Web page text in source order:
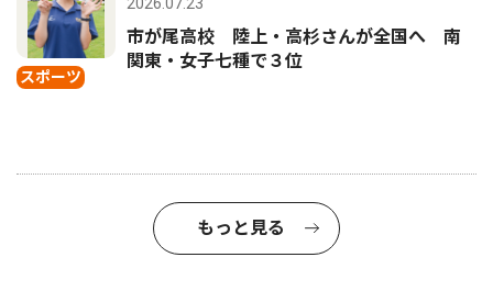
スポーツ
市が尾高校 陸上・高杉さんが全国へ 南
関東・女子七種で３位
もっと見る